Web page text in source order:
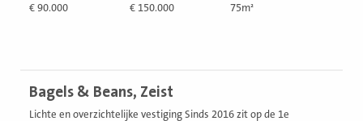
€ 90.000
€ 150.000
75m²
Bagels & Beans, Zeist
Lichte en overzichtelijke vestiging Sinds 2016 zit op de 1e
vestiging